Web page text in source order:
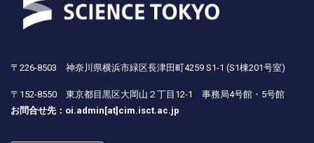
〒226-8503 神奈川県横浜市緑区長津田町4259 S1-1 (S1棟201号室)
〒152-8550 東京都目黒区大岡山２丁目12-1 事務局4号館・5号館
お問合せ先：oi.admin[at]cim.isct.ac.jp